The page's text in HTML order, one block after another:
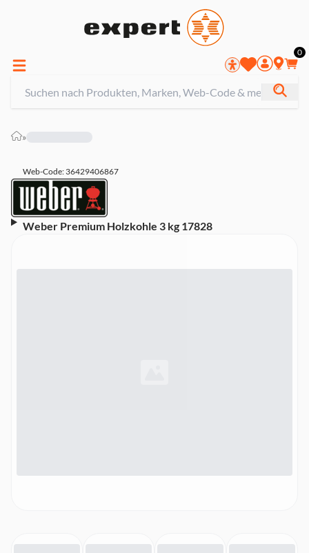
0
»
Web-Code: 36429406867
Weber Premium Holzkohle 3 kg 17828